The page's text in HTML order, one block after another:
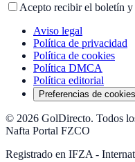
Acepto recibir el boletín y
Aviso legal
Política de privacidad
Política de cookies
Política DMCA
Política editorial
Preferencias de cookies
© 2026 GolDirecto. Todos
Nafta Portal FZCO
Registrado en IFZA -